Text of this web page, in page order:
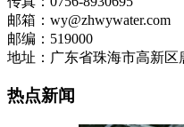
邮箱：wy@zhwywater.com
邮编：519000
地址：广东省珠海市高新区
热点新闻